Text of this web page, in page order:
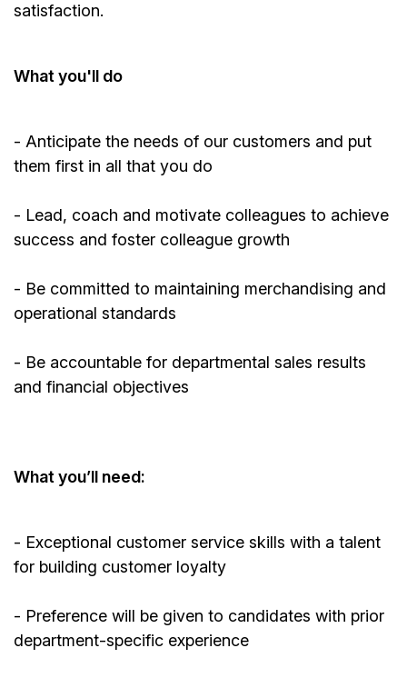
satisfaction.
Whatyou'll do
- Anticipate the needs of our customers and put
them first in all that you do
- Lead, coach and motivate colleagues to achieve
success and foster colleague growth
- Be committed to maintaining merchandising and
operational standards
- Be accountable for departmental sales results
and financial objectives
Whatyou’ll need:
- Exceptional customer service skills with a talent
for building customer loyalty
- Preference will be given to candidates with prior
department-specific experience